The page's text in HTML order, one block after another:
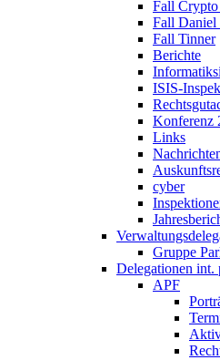
Fall
Fall Daniel
Fall Tinner
Berichte
ISIS-
Konferenz
Links
cyber
Gruppe
Delegationen int.
APF